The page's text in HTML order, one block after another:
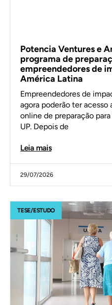
Potencia Ventures e
programa de
empreendedores de
América Latina
Empreendedores de
agora poderão ter
online de preparação
UP. Depois de
Leia mais
29/07/2026
TESE/ESTUDO